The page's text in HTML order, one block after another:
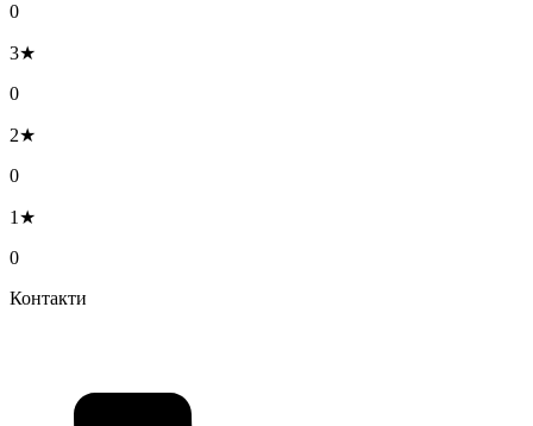
0
3★
0
2★
0
1★
0
Контакти